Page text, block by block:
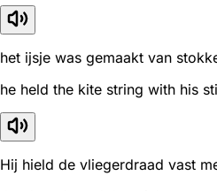
het ijsje was gemaakt van
he held the kite string with his
Hij hield de vliegerdraad vast